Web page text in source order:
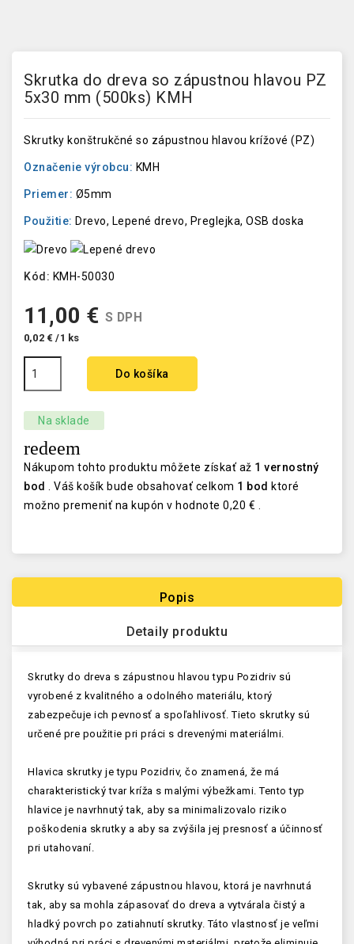
Skrutka do dreva so zápustnou hlavou PZ
5x30 mm (500ks) KMH
Skrutky konštrukčné so zápustnou hlavou krížové (PZ)
Označenie výrobcu: KMH
Priemer: Ø5mm
Použitie: Drevo, Lepené drevo, Preglejka, OSB doska
Kód: KMH-50030
11,00 €
0,02 € /1 ks
S DPH
Do košíka
Na sklade
redeem
Nákupom tohto produktu môžete získať až 1 vernostný
bod
. Váš košík bude obsahovať celkom 1 bod ktoré
možno premeniť na kupón v hodnote 0,20 €
Popis
Detaily produktu
Skrutky do dreva s zápustnou hlavou typu Pozidriv sú
vyrobené z kvalitného a odolného materiálu, ktorý
zabezpečuje ich pevnosť a spoľahlivosť. Tieto skrutky sú
určené pre použitie pri práci s drevenými materiálmi.
Hlavica skrutky je typu Pozidriv, čo znamená, že má
charakteristický tvar kríža s malými výbežkami. Tento typ
hlavice je navrhnutý tak, aby sa minimalizovalo riziko
poškodenia skrutky a aby sa zvýšila jej presnosť a účinnosť
pri utahovaní.
Skrutky sú vybavené zápustnou hlavou, ktorá je navrhnutá
tak, aby sa mohla zápasovať do dreva a vytvárala čistý a
hladký povrch po zatiahnutí skrutky. Táto vlastnosť je veľmi